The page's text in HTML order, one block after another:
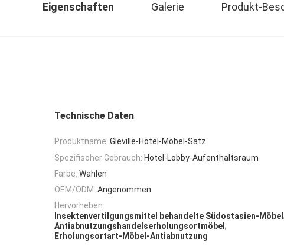
Eigenschaften Galerie Produkt-
Technische Daten
Produktname: Gleville-Hotel-Möbel-Satz
Spezifischer Gebrauch: Hotel-Lobby-Aufenthaltsraum
Farbe: Wahlen
OEM/ODM: Angenommen
Hervorheben:
Insektenvertilgungsmittel behandelte Südostasien-Möbel ,
Antiabnutzungshandelserholungsortmöbel ,
Erholungsortart-Möbel-Antiabnutzung